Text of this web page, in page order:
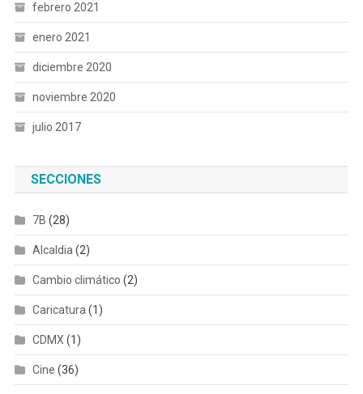
febrero 2021
enero 2021
diciembre 2020
noviembre 2020
julio 2017
SECCIONES
7B (28)
Alcaldia (2)
Cambio climático (2)
Caricatura (1)
CDMX (1)
Cine (36)